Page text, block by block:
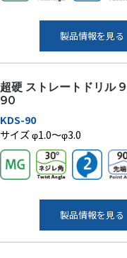
製品情報を見
超硬 ストレートドリル
90
KDS-90
サイズ φ1.0～φ3.0
製品情報を見